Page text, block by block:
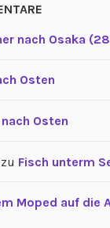
nach Osaka
Osten
Osten
Fisch unterm
Moped auf die